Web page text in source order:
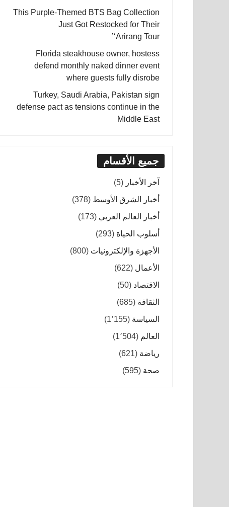
This Purple-Themed BTS Bag Collection
Just Got Restocked for Their
‘Arirang Tour’
Florida steakhouse owner, hostess
defend monthly naked dinner event
where guests fully disrobe
Turkey, Saudi Arabia, Pakistan sign
defense pact as tensions continue in the
Middle East
جميع الأقسام
آخر الأخبار (5)
أخبار الشرق الأوسط (378)
أخبار العالم العربي (173)
أسلوب الحياة (293)
الأجهزة والإلكترونيات (800)
الأعمال (622)
الاقتصاد (50)
الثقافة (685)
السياسة (1٬155)
العالم (1٬504)
رياضة (621)
صحة (595)